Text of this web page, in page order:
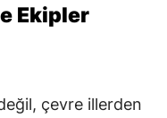
Ekipler
çevre illerden